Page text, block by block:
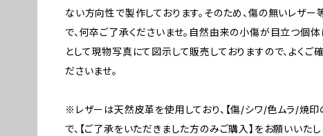
ない方向性で製作しております。そのため、傷の無いレザ
で、何卒ご了承くださいませ。自然由来の小傷が目立つ個
として現物写真にて図示して販売しておりますので、よく
ださいませ。
※レザーは天然皮革を使用しており、【傷/シワ/色ムラ/焼
で、【ご了承をいただきました方のみご購入】をお願いいたし